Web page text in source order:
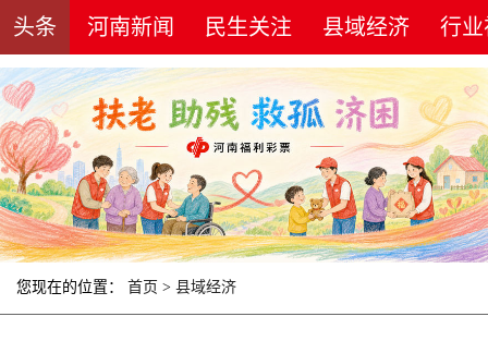
头条 河南新闻 民生关注 县域经济 行
您现在的位置： 首页 > 县域经济